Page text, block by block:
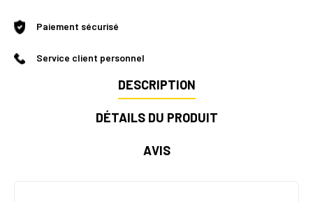
Paiement sécurisé
Service client personnel
DESCRIPTION
DÉTAILS DU PRODUIT
AVIS